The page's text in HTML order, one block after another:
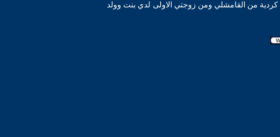
من القامشلي ومن زوجتي الاولى لدي بنت وولد